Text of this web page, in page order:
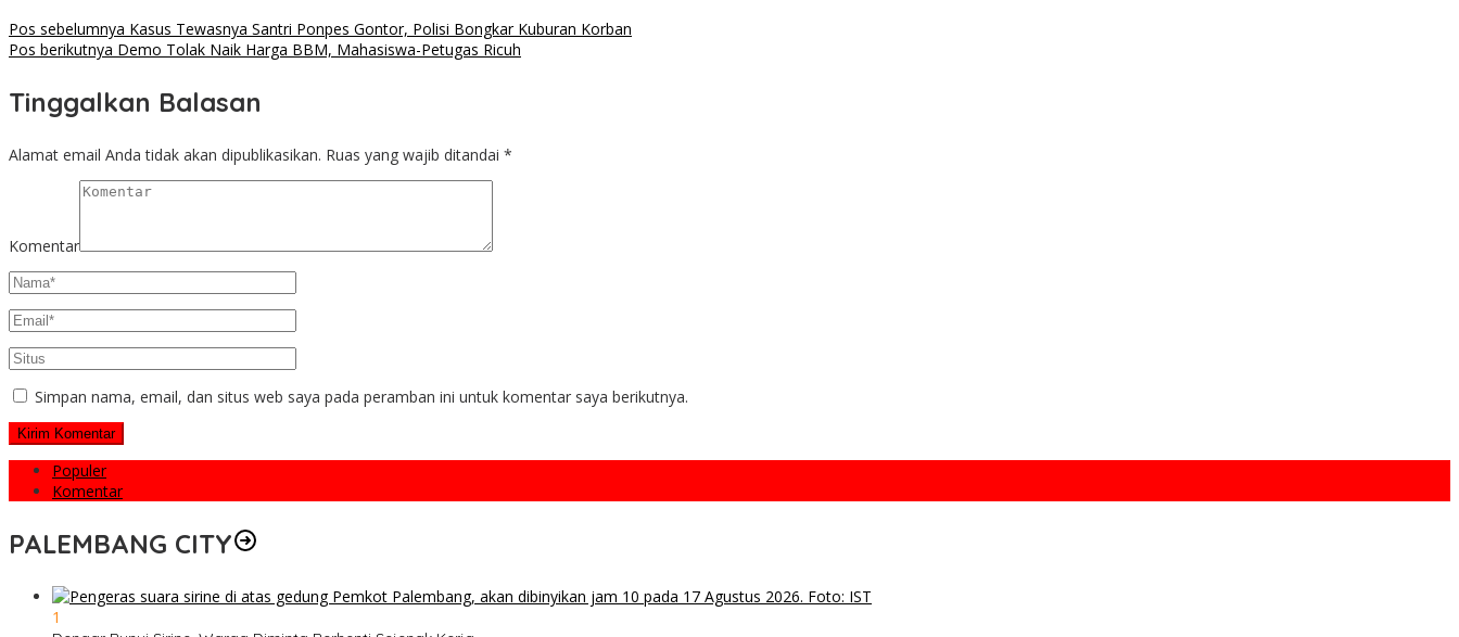
Pos sebelumnya Kasus Tewasnya Santri Ponpes Gontor, Polisi Bongkar Kuburan Korban
Pos berikutnya Demo Tolak Naik Harga BBM, Mahasiswa-Petugas Ricuh
Tinggalkan Balasan
Alamat email Anda tidak akan dipublikasikan. Ruas yang wajib ditandai *
Komentar
Simpan nama, email, dan situs web saya pada peramban ini untuk komentar saya berikutnya.
Populer
Komentar
PALEMBANG CITY
1